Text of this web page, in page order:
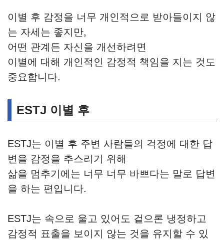
이별 후 감정을 너무 개인적으로 받아들이지 않
는 자세는 좋지만,
어떤 관계든 자신을 개선하려면
이별에 대해 개인적인 감정적 책임을 지는 것도
중요합니다.
ESTJ 이별 후
ESTJ는 이별 후 주변 사람들의 걱정에 대한 답
변을 감정을 추스리기 위해
삶을 멈추기에는 너무 너무 바쁘다는 말로 답변
을 하는 편입니다.
ESTJ는 속으로 울고 있어도 겉으론 냉정하고
감정적 표출을 보이지 않는 것을 유지할 수 있